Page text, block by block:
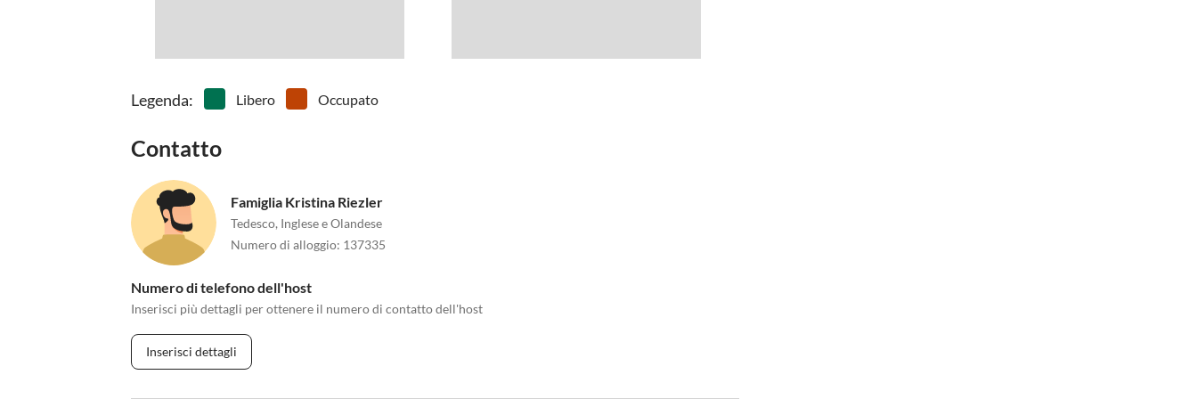
Legenda: Libero Occupato
Contatto
Famiglia Kristina Riezler
Tedesco, Inglese e Olandese
Numero di alloggio: 137335
Numero di telefono dell'host
Inserisci più dettagli per ottenere il numero di contatto dell'host
Inserisci dettagli